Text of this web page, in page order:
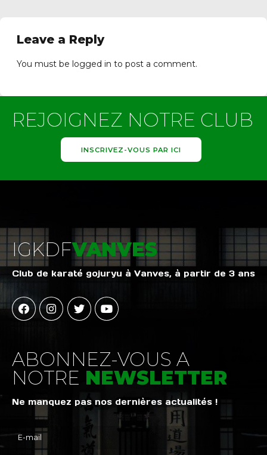
Leave a Reply
You must be logged in to post a comment.
REJOIGNEZ NOTRE CLUB
INSCRIVEZ-VOUS PAR ICI
IGKDFVANVES
Club de karaté gojuryu à Vanves, à partir de 3 ans
ABONNEZ-VOUS A
NOTRE NEWSLETTER
Ne manquez pas nos dernières actualités !